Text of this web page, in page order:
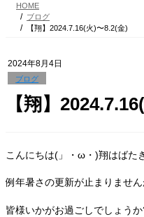
HOME
ブログ
【翔】2024.7.16(火)〜8.2(金)
2024年8月4日
ブログ
【翔】
こんにちは(」・ω・)翔はばた
例年暑さの更新が止まりませ
皆様いかがお過ごしでしょうか